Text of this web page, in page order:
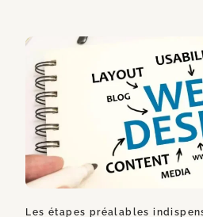
Les étapes préalables